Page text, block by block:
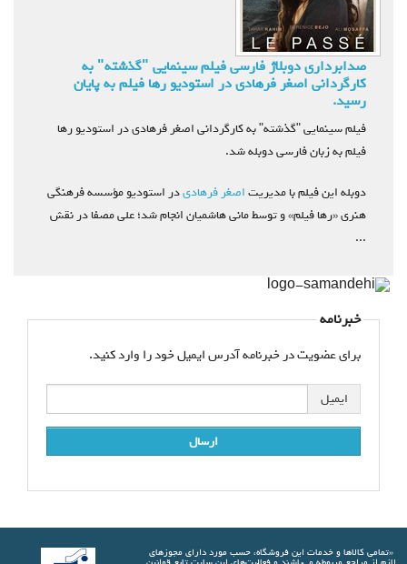
صدابرداري دوبلاژ فارسي فیلم سینمایی "گذشته" به
کارگردانی اصغر فرهادی در استودیو رها فیلم به پايان
رسيد.
فیلم سینمایی "گذشته" به کارگردانی اصغر فرهادی در استودیو رها
فیلم به زبان فارسی دوبله شد.
دوبله این فیلم با مدیریتاصغر فرهادیدر استودیو مؤسسه فرهنگی
هنری «رها فیلم» و توسط مانی هاشمیان انجام شد؛ علی مصفا در نقش
...
خبرنامه
برای عضویت در خبرنامه آدرس ایمیل خود را وارد کنید.
ایمیل
ارسال
«تمامي كالاها و خدمات اين فروشگاه، حسب مورد دارای مجوزهای